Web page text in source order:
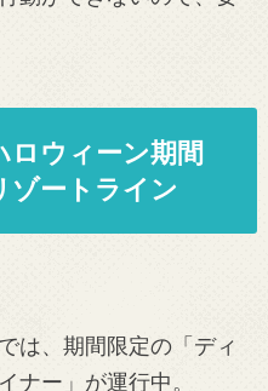
ロウィーン期間
ゾートライン
は、期間限定の「ディ
ナー」が運行中。